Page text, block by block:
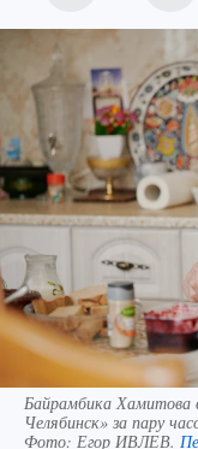
Байрамбика Хамитова
Челябинск» за пару
Фото: Егор ИВЛЕВ.